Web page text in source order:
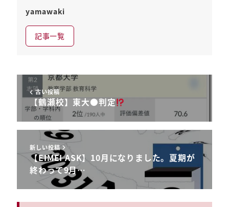
yamawaki
記事一覧
古い投稿
【鶴瀬校】東大●判定
新しい投稿
【EIMEI ASK】10月になりました。夏期が
終わって9月…